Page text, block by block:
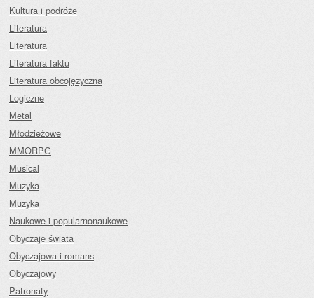
Kultura i podróże
Literatura
Literatura
Literatura faktu
Literatura obcojęzyczna
Logiczne
Metal
Młodzieżowe
MMORPG
Musical
Muzyka
Muzyka
Naukowe i popularnonaukowe
Obyczaje świata
Obyczajowa i romans
Obyczajowy
Patronaty